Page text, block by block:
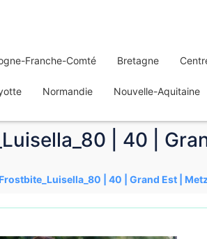
Franche-Comté Bretagne
Normandie Nouvelle-Aquitaine
| 40 |
| 40 | Grand Est |